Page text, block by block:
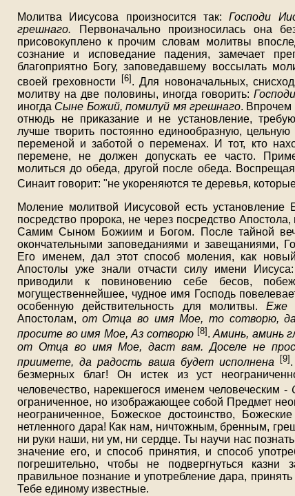
Молитва Иисусова произносится так:Господи
грешнаго. Первоначально произносилась она
присовокуплено к прочим словам молитвы
сознание и исповедание падения, замечает
благоприятно Богу, заповедавшему воссылать
своей греховности
[6]. Для новоначальных,
молитву на две половины, иногда говорить:
иногда Сыне Божий, помилуй мя грешнаго. Впрочем
отнюдь не приказание и не установление,
лучше творить постоянно единообразную,
переменой и заботой о переменах. И тот, кто
перемене, не должен допускать ее часто.
молиться до обеда, другой после обеда.
Синаит говорит: "не укореняются те деревья,
Моление молитвой Иисусовой есть установление
посредство пророка, не через посредство
Самим Сыном Божиим и Богом. После тайной
окончательными заповеданиями и завещаниями,
Его именем, дал этот способ моления, как
Апостолы уже знали отчасти силу имени
приводили к повиновению себе бесов,
могущественнейшее, чудное имя Господь
особенную действительность для молитвы.Еже
Апостолам, от Отца во имя Мое, то сотворю,
просите во имя Мое, Аз сотворю [8].Аминь, аминь
от Отца во имя Мое, даст вам. Доселе не
приимете, да радость ваша будет исполнена
[9]
безмерных благ! Он истек из уст
человечество, нарекшегося именем человеческим -
ограниченное, но изображающее собой Предмет
неограниченное, Божеское достоинство,
нетленного дара! Как нам, ничтожным, бренным,
ни руки наши, ни ум, ни сердце. Ты научи нас
значение его, и способ принятия, и способ
погрешительно, чтобы не подвергнуться казни
правильное познание и употребление дара,
Тебе единому известные.